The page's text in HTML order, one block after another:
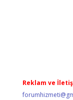
Reklam ve